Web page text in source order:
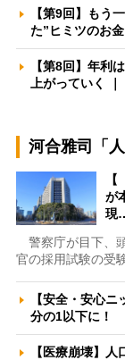
【第9回】もう
た”ヒミツのお
【第8回】年利
上がっていく
河合雅司「
が
現
警察庁が目下、
官の採用試験の受
【安全・安心
分の1以下に！
【医療崩壊】